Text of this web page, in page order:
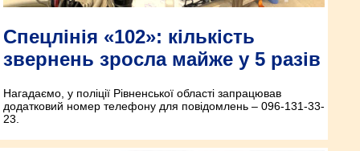
Спецлінія «102»: кількість
звернень зросла майже у 5 разів
Нагадаємо, у поліції Рівненської області запрацював
додатковий номер телефону для повідомлень – 096-131-33-
23.